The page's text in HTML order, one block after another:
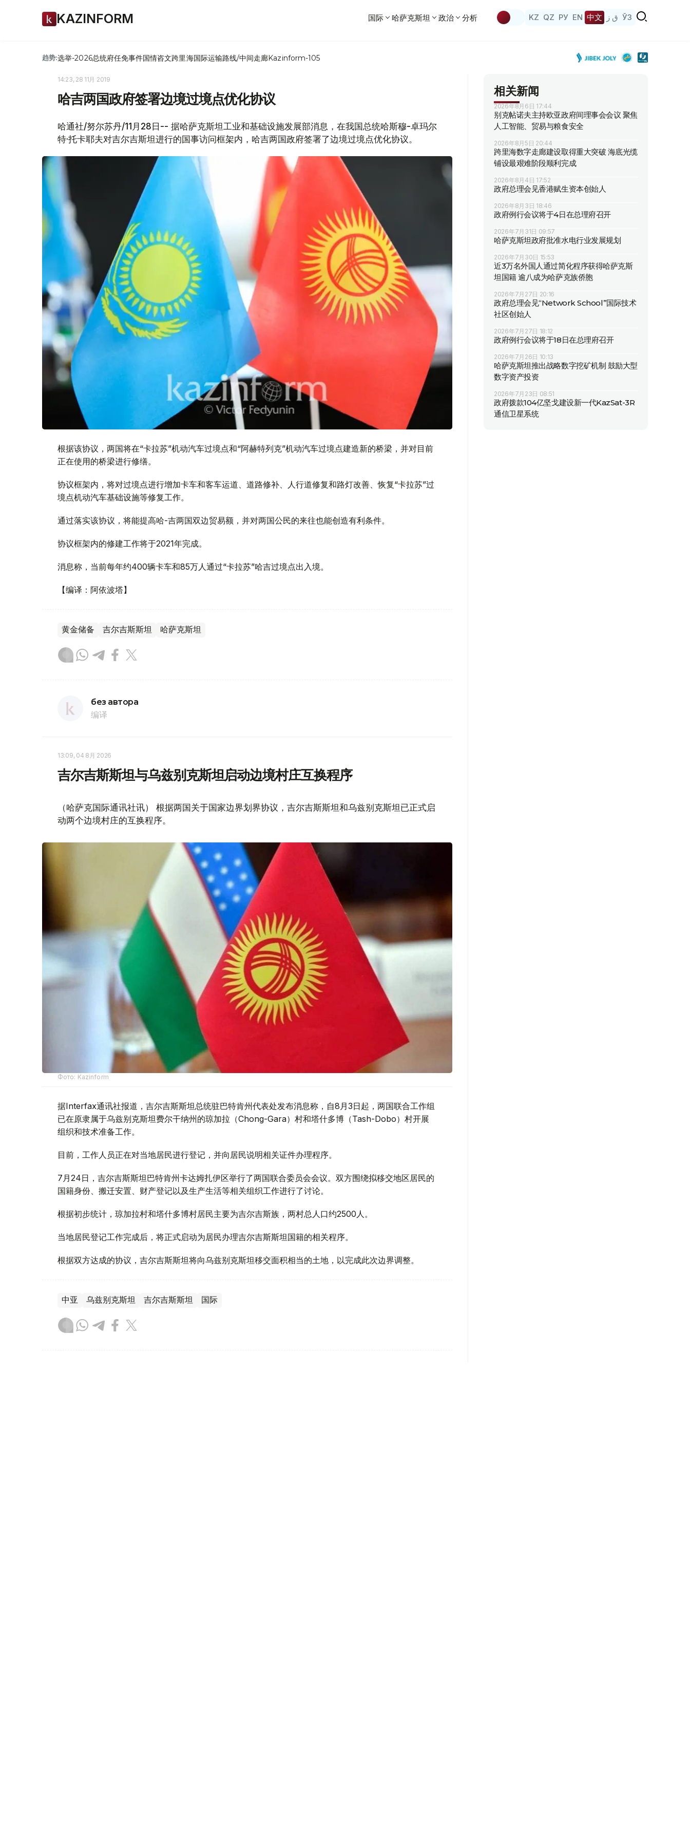
KAZINFORM 国际 哈萨克斯坦 政治 分析 KZ QZ РУ EN 中文 ق ز ЎЗ
趋势:选举-2026总统府任免事件国情咨文跨里海国际运输路线/中间走廊Kazinform-105
14:23, 28 11月 2019
哈吉两国政府签署边境过境点优化协议
哈通社/努尔苏丹/11月28日-- 据哈萨克斯坦工业和基础设施发展部消息，在我国总统哈斯穆-卓玛尔
特·托卡耶夫对吉尔吉斯坦进行的国事访问框架内，哈吉两国政府签署了边境过境点优化协议。
根据该协议，两国将在“卡拉苏”机动汽车过境点和“阿赫特列克”机动汽车过境点建造新的桥梁，并对目前
正在使用的桥梁进行修缮。
协议框架内，将对过境点进行增加卡车和客车运道、道路修补、人行道修复和路灯改善、恢复“卡拉苏”过
境点机动汽车基础设施等修复工作。
通过落实该协议，将能提高哈-吉两国双边贸易额，并对两国公民的来往也能创造有利条件。
协议框架内的修建工作将于2021年完成。
消息称，当前每年约400辆卡车和85万人通过“卡拉苏”哈吉过境点出入境。
【编译：阿依波塔】
黄金储备 吉尔吉斯斯坦 哈萨克斯坦
без автора
编译
13:09, 04 8月 2026
吉尔吉斯斯坦与乌兹别克斯坦启动边境村庄互换程序
（哈萨克国际通讯社讯） 根据两国关于国家边界划界协议，吉尔吉斯斯坦和乌兹别克斯坦已正式启
动两个边境村庄的互换程序。
Фото: Kazinform
据Interfax通讯社报道，吉尔吉斯斯坦总统驻巴特肯州代表处发布消息称，自8月3日起，两国联合工作组
已在原隶属于乌兹别克斯坦费尔干纳州的琼加拉（Chong-Gara）村和塔什多博（Tash-Dobo）村开展
组织和技术准备工作。
目前，工作人员正在对当地居民进行登记，并向居民说明相关证件办理程序。
7月24日，吉尔吉斯斯坦巴特肯州卡达姆扎伊区举行了两国联合委员会会议。双方围绕拟移交地区居民的
国籍身份、搬迁安置、财产登记以及生产生活等相关组织工作进行了讨论。
根据初步统计，琼加拉村和塔什多博村居民主要为吉尔吉斯族，两村总人口约2500人。
当地居民登记工作完成后，将正式启动为居民办理吉尔吉斯斯坦国籍的相关程序。
根据双方达成的协议，吉尔吉斯斯坦将向乌兹别克斯坦移交面积相当的土地，以完成此次边界调整。
中亚 乌兹别克斯坦 吉尔吉斯斯坦 国际
相关新闻
2026年8月6日 17:44
别克帖诺夫主持欧亚政府间理事会会议 聚焦
人工智能、贸易与粮食安全
2026年8月5日 20:44
跨里海数字走廊建设取得重大突破 海底光缆
铺设最艰难阶段顺利完成
2026年8月4日 17:52
政府总理会见香港赋生资本创始人
2026年8月3日 18:46
政府例行会议将于4日在总理府召开
2026年7月31日 09:57
哈萨克斯坦政府批准水电行业发展规划
2026年7月30日 15:53
近3万名外国人通过简化程序获得哈萨克斯
坦国籍 逾八成为哈萨克族侨胞
2026年7月27日 20:16
政府总理会见“Network School”国际技术
社区创始人
2026年7月27日 18:12
政府例行会议将于18日在总理府召开
2026年7月26日 10:13
哈萨克斯坦推出战略数字挖矿机制 鼓励大型
数字资产投资
2026年7月23日 08:51
政府拨款104亿坚戈建设新一代KazSat-3R
通信卫星系统